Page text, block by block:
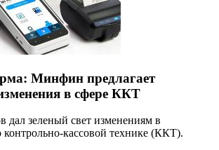
Минфин предлагает
в сфере ККТ
дал зеленый свет изменениям в
контрольно-кассовой технике (ККТ).